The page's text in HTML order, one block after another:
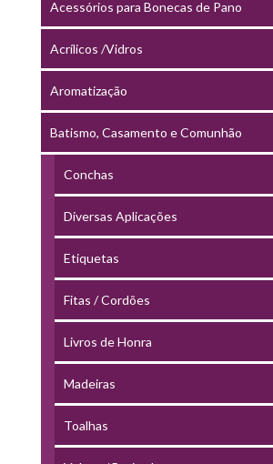
Acessórios para Bonecas de Pano
Acrílicos /Vidros
Aromatização
Batismo, Casamento e Comunhão
Conchas
Diversas Aplicações
Etiquetas
Fitas / Cordões
Livros de Honra
Madeiras
Toalhas